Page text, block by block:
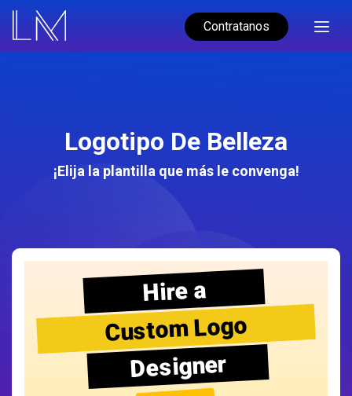
Contratanos
Logotipo De Belleza
¡Elija la plantilla que más le convenga!
Hire a
Custom Logo
Designer